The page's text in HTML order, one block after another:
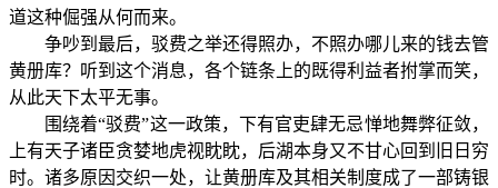
道这种倔强从何而来。
争吵到最后，驳费之举还得照办，不照办哪儿来的钱去管
黄册库？听到这个消息，各个链条上的既得利益者拊掌而笑，
从此天下太平无事。
围绕着“驳费”这一政策，下有官吏肆无忌惮地舞弊征敛，
上有天子诸臣贪婪地虎视眈眈，后湖本身又不甘心回到旧日穷
时。诸多原因交织一处，让黄册库及其相关制度成了一部铸银